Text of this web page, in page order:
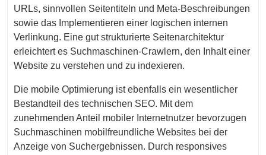
URLs, sinnvollen Seitentiteln und Meta-Beschreibungen
sowie das Implementieren einer logischen internen
Verlinkung. Eine gut strukturierte Seitenarchitektur
erleichtert es Suchmaschinen-Crawlern, den Inhalt einer
Website zu verstehen und zu indexieren.
Die mobile Optimierung ist ebenfalls ein wesentlicher
Bestandteil des technischen SEO. Mit dem
zunehmenden Anteil mobiler Internetnutzer bevorzugen
Suchmaschinen mobilfreundliche Websites bei der
Anzeige von Suchergebnissen. Durch responsives